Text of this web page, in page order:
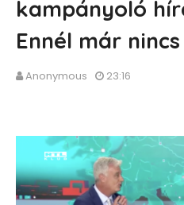
kampányoló
Ennél már
Anonymous 23:16